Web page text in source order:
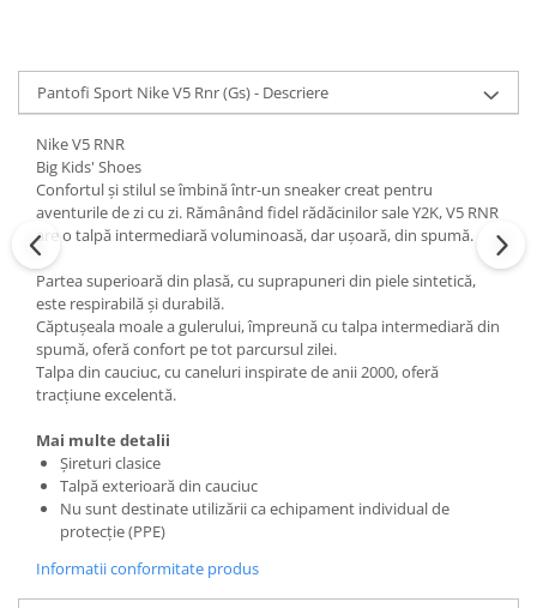
Pantofi Sport Nike V5 Rnr (Gs) - Descriere
Nike V5 RNR
Big Kids' Shoes
Confortul și stilul se îmbină într-un sneaker creat pentru
aventurile de zi cu zi. Rămânând fidel rădăcinilor sale Y2K, V5 RNR
are o talpă intermediară voluminoasă, dar ușoară, din spumă.
Partea superioară din plasă, cu suprapuneri din piele sintetică,
este respirabilă și durabilă.
Căptușeala moale a gulerului, împreună cu talpa intermediară din
spumă, oferă confort pe tot parcursul zilei.
Talpa din cauciuc, cu caneluri inspirate de anii 2000, oferă
tracțiune excelentă.
Mai multe detalii
Șireturi clasice
Talpă exterioară din cauciuc
Nu sunt destinate utilizării ca echipament individual de
protecție (PPE)
Informatii conformitate produs